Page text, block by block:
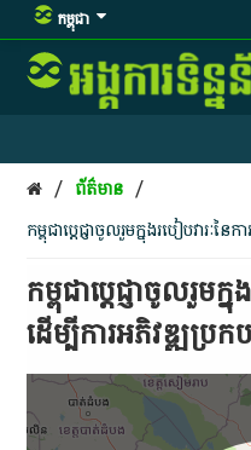
កម្ពុជា
/ ព័ត៌មាន /
កម្ពុជា​ប្តេជ្ញា​ចូលរួម​ក្នុង​របៀបវារៈ​
កម្ពុជា​ប្តេជ្ញា​ចូលរួម​ក្
ដើម្បី​ការអភិវឌ្ឍ​ប្រ